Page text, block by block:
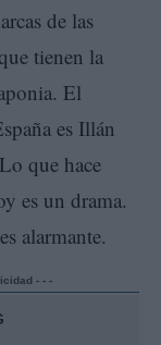
de las
tienen la
El
es Illán
que hace
es un drama.
alarmante.
- - -